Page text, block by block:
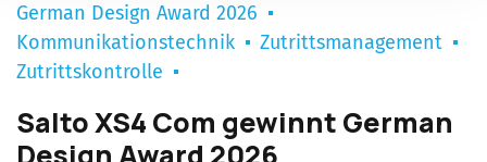
German Design Award 2026
Kommunikationstechnik
Zutrittsmanagement
Zutrittskontrolle
Salto XS4 Com gewinnt German